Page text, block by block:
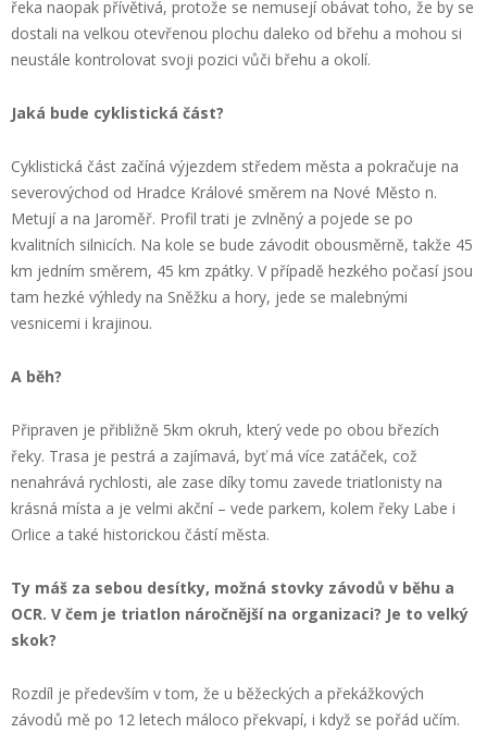
řeka naopak přívětivá, protože se nemusejí obávat toho, že by se
dostali na velkou otevřenou plochu daleko od břehu a mohou si
neustále kontrolovat svoji pozici vůči břehu a okolí.
Jaká bude cyklistická část?
Cyklistická část začíná výjezdem středem města a pokračuje na
severovýchod od Hradce Králové směrem na Nové Město n.
Metují a na Jaroměř. Profil trati je zvlněný a pojede se po
kvalitních silnicích. Na kole se bude závodit obousměrně, takže 45
km jedním směrem, 45 km zpátky. V případě hezkého počasí jsou
tam hezké výhledy na Sněžku a hory, jede se malebnými
vesnicemi i krajinou.
A běh?
Připraven je přibližně 5km okruh, který vede po obou březích
řeky. Trasa je pestrá a zajímavá, byť má více zatáček, což
nenahrává rychlosti, ale zase díky tomu zavede triatlonisty na
krásná místa a je velmi akční – vede parkem, kolem řeky Labe i
Orlice a také historickou částí města.
Ty máš za sebou desítky, možná stovky závodů v běhu a
OCR. V čem je triatlon náročnější na organizaci? Je to velký
skok?
Rozdíl je především v tom, že u běžeckých a překážkových
závodů mě po 12 letech máloco překvapí, i když se pořád učím.